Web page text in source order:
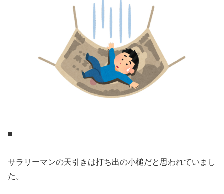
■
サラリーマンの天引きは打ち出の小槌だと思われていまし
た。